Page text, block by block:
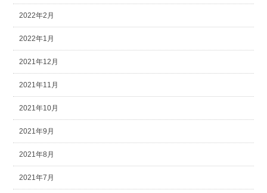
2022年2月
2022年1月
2021年12月
2021年11月
2021年10月
2021年9月
2021年8月
2021年7月